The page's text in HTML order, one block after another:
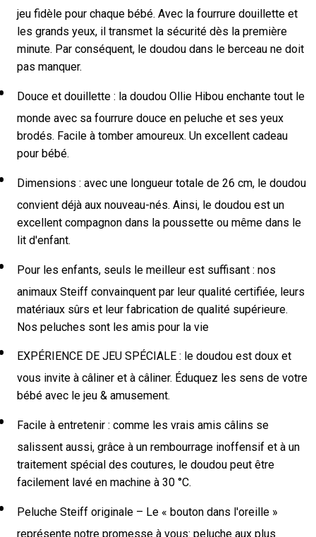
jeu fidèle pour chaque bébé. Avec la fourrure douillette et
les grands yeux, il transmet la sécurité dès la première
minute. Par conséquent, le doudou dans le berceau ne doit
pas manquer.
Douce et douillette : la doudou Ollie Hibou enchante tout le
monde avec sa fourrure douce en peluche et ses yeux
brodés. Facile à tomber amoureux. Un excellent cadeau
pour bébé.
Dimensions : avec une longueur totale de 26 cm, le doudou
convient déjà aux nouveau-nés. Ainsi, le doudou est un
excellent compagnon dans la poussette ou même dans le
lit d'enfant.
Pour les enfants, seuls le meilleur est suffisant : nos
animaux Steiff convainquent par leur qualité certifiée, leurs
matériaux sûrs et leur fabrication de qualité supérieure.
Nos peluches sont les amis pour la vie
EXPÉRIENCE DE JEU SPÉCIALE : le doudou est doux et
vous invite à câliner et à câliner. Éduquez les sens de votre
bébé avec le jeu & amusement.
Facile à entretenir : comme les vrais amis câlins se
salissent aussi, grâce à un rembourrage inoffensif et à un
traitement spécial des coutures, le doudou peut être
facilement lavé en machine à 30 °C.
Peluche Steiff originale – Le « bouton dans l'oreille »
représente notre promesse à vous: peluche aux plus